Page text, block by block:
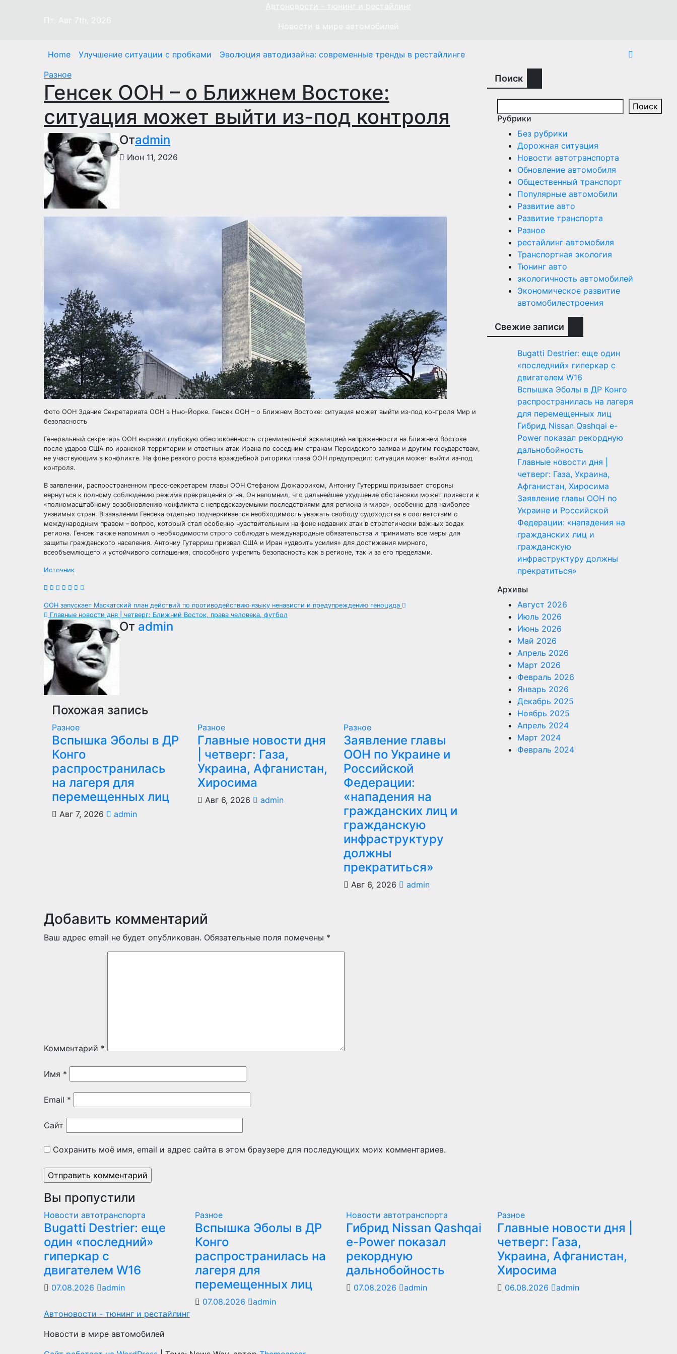
Пт. Авг 7th, 2026
Автоновости - тюнинг и рестайлинг
Новости в мире автомобилей
Home Улучшение ситуации с пробками
Эволюция автодизайна: современные тренды в рестайлинге
Разное
Генсек ООН – о Ближнем Востоке:
ситуация может выйти из-под контроля
Отadmin
Июн 11, 2026
Фото ООН Здание Секретариата ООН в Нью-Йорке. Генсек ООН – о Ближнем Востоке: ситуация может выйти из-под контроля Мир и
безопасность
Генеральный секретарь ООН выразил глубокую обеспокоенность стремительной эскалацией напряженности на Ближнем Востоке
после ударов США по иранской территории и ответных атак Ирана по соседним странам Персидского залива и другим государствам,
не участвующим в конфликте. На фоне резкого роста враждебной риторики глава ООН предупредил: ситуация может выйти из‑под
контроля.
В заявлении, распространенном пресс‑секретарем главы ООН Стефаном Дюжарриком, Антониу Гутерриш призывает стороны
вернуться к полному соблюдению режима прекращения огня. Он напомнил, что дальнейшее ухудшение обстановки может привести к
«полномасштабному возобновлению конфликта с непредсказуемыми последствиями для региона и мира», особенно для наиболее
уязвимых стран. В заявлении Генсека отдельно подчеркивается необходимость уважать свободу судоходства в соответствии с
международным правом – вопрос, который стал особенно чувствительным на фоне недавних атак в стратегически важных водах
региона. Генсек также напомнил о необходимости строго соблюдать международные обязательства и принимать все меры для
защиты гражданского населения. Антониу Гутерриш призвал США и Иран «удвоить усилия» для достижения мирного,
всеобъемлющего и устойчивого соглашения, способного укрепить безопасность как в регионе, так и за его пределами.
Источник
Навигация
по
записям
ООН запускает Маскатский план действий по противодействию языку ненависти и предупреждению геноцида
Главные новости дня | четверг: Ближний Восток, права человека, футбол
От admin
Похожая запись
Разное
Вспышка Эболы в ДР
Конго
распространилась
на лагеря для
перемещенных лиц
Авг 7, 2026 admin
Разное
Главные новости дня
| четверг: Газа,
Украина, Афганистан,
Хиросима
Авг 6, 2026 admin
Разное
Заявление главы
ООН по Украине и
Российской
Федерации:
«нападения на
гражданских лиц и
гражданскую
инфраструктуру
должны
прекратиться»
Авг 6, 2026 admin
Добавить комментарий
Ваш адрес email не будет опубликован. Обязательные поля помечены *
Комментарий *
Имя *
Email *
Сайт
Сохранить моё имя, email и адрес сайта в этом браузере для последующих моих комментариев.
Поиск
Поиск
Рубрики
Без рубрики
Дорожная ситуация
Новости автотранспорта
Обновление автомобиля
Общественный транспорт
Популярные автомобили
Развитие авто
Развитие транспорта
Разное
рестайлинг автомобиля
Транспортная экология
Тюнинг авто
экологичность автомобилей
Экономическое развитие
автомобилестроения
Свежие записи
Bugatti Destrier: еще один
«последний» гиперкар с
двигателем W16
Вспышка Эболы в ДР Конго
распространилась на лагеря
для перемещенных лиц
Гибрид Nissan Qashqai e-
Power показал рекордную
дальнобойность
Главные новости дня |
четверг: Газа, Украина,
Афганистан, Хиросима
Заявление главы ООН по
Украине и Российской
Федерации: «нападения на
гражданских лиц и
гражданскую
инфраструктуру должны
прекратиться»
Архивы
Август 2026
Июль 2026
Июнь 2026
Май 2026
Апрель 2026
Март 2026
Февраль 2026
Январь 2026
Декабрь 2025
Ноябрь 2025
Апрель 2024
Март 2024
Февраль 2024
Вы пропустили
Новости автотранспорта
Bugatti Destrier: еще
один «последний»
гиперкар с
двигателем W16
07.08.2026 admin
Разное
Вспышка Эболы в ДР
Конго
распространилась на
лагеря для
перемещенных лиц
07.08.2026 admin
Новости автотранспорта
Гибрид Nissan Qashqai
e-Power показал
рекордную
дальнобойность
07.08.2026 admin
Разное
Главные новости дня |
четверг: Газа,
Украина, Афганистан,
Хиросима
06.08.2026 admin
Автоновости - тюнинг и рестайлинг
Новости в мире автомобилей